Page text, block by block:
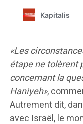
«Les
étape ne tolèrent
concernant la
Haniyeh»,
Autrement dit,
avec Israël, le